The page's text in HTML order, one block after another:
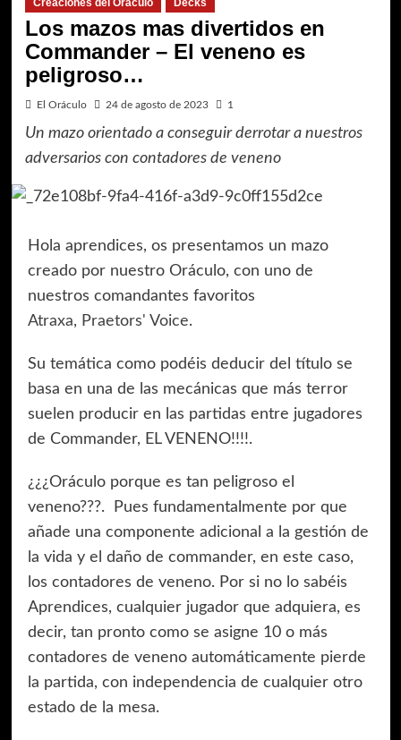
Creaciones del Oráculo Decks
Los mazos mas divertidos en
Commander – El veneno es
peligroso…
El Oráculo 24 de agosto de 2023 1
Un mazo orientado a conseguir derrotar a nuestros
adversarios con contadores de veneno
Hola aprendices, os presentamos un mazo
creado por nuestro Oráculo, con uno de
nuestros comandantes favoritos
Atraxa, Praetors' Voice.
Su temática como podéis deducir del título se
basa en una de las mecánicas que más terror
suelen producir en las partidas entre jugadores
de Commander, EL VENENO!!!!.
¿¿¿Oráculo porque es tan peligroso el
veneno???. Pues fundamentalmente por que
añade una componente adicional a la gestión de
la vida y el daño de commander, en este caso,
los contadores de veneno. Por si no lo sabéis
Aprendices, cualquier jugador que adquiera, es
decir, tan pronto como se asigne 10 o más
contadores de veneno automáticamente pierde
la partida, con independencia de cualquier otro
estado de la mesa.